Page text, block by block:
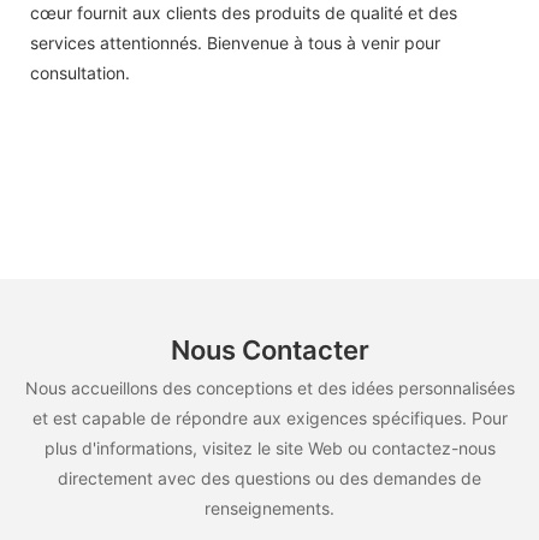
cœur fournit aux clients des produits de qualité et des
services attentionnés. Bienvenue à tous à venir pour
consultation.
Nous Contacter
Nous accueillons des conceptions et des idées personnalisées
et est capable de répondre aux exigences spécifiques. Pour
plus d'informations, visitez le site Web ou contactez-nous
directement avec des questions ou des demandes de
renseignements.